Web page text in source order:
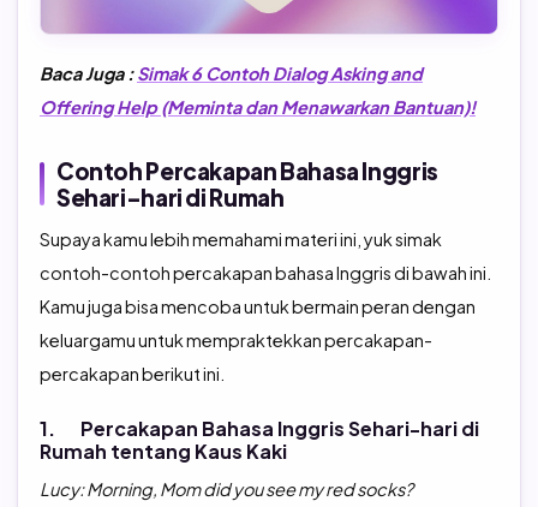
Baca Juga :Simak 6 Contoh Dialog Asking and
Offering Help (Meminta dan Menawarkan Bantuan)!
Contoh Percakapan Bahasa Inggris
Sehari-hari di Rumah
Supaya kamu lebih memahami materi ini, yuk simak
contoh-contoh percakapan bahasa Inggris di bawah ini.
Kamu juga bisa mencoba untuk bermain peran dengan
keluargamu untuk mempraktekkan percakapan-
percakapan berikut ini.
1. Percakapan Bahasa Inggris Sehari-hari di
Rumah tentang Kaus Kaki
Lucy: Morning, Mom did you see my red socks?